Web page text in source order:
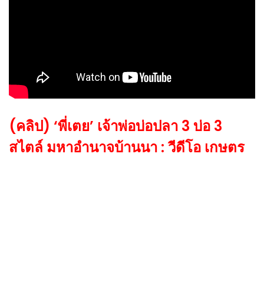
(คลิป) ‘พี่เตย’ เจ้าพ่อบ่อปลา 3 บ่อ 3
สไตล์ มหาอำนาจบ้านนา : วีดีโอ เกษตร